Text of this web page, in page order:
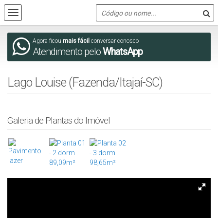
Agora ficou mais fácil conversar conosco
Atendimento peloWhatsApp
Lago Louise (Fazenda/Itajaí-SC)
Galeria de Plantas do Imóvel